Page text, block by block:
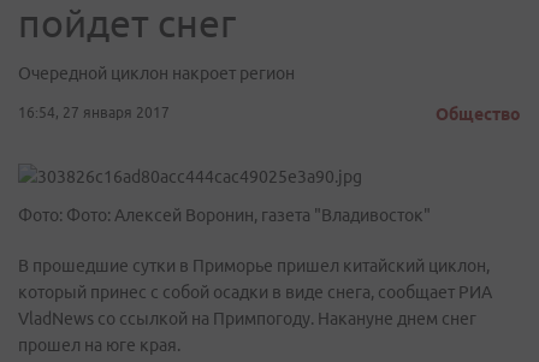
пойдет снег
Очередной циклон накроет регион
16:54, 27 января 2017 Общество
Фото: Фото: Алексей Воронин, газета "Владивосток"
В прошедшие сутки в Приморье пришел китайский циклон,
который принес с собой осадки в виде снега, сообщает РИА
VladNews со ссылкой на Примпогоду. Накануне днем снег
прошел на юге края.